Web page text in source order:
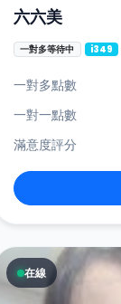
六六美
一對多等待中 i349
一對多點數
一對一點數
滿意度評分
在線